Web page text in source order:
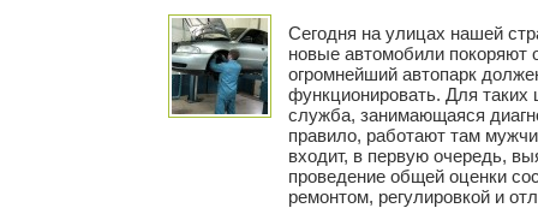
Сегодня на улицах нашей
новые автомобили покоряют
огромнейший автопарк
функционировать. Для таких
служба, занимающаяся
правило, работают там
входит, в первую очередь,
проведение общей оценки
ремонтом, регулировкой и